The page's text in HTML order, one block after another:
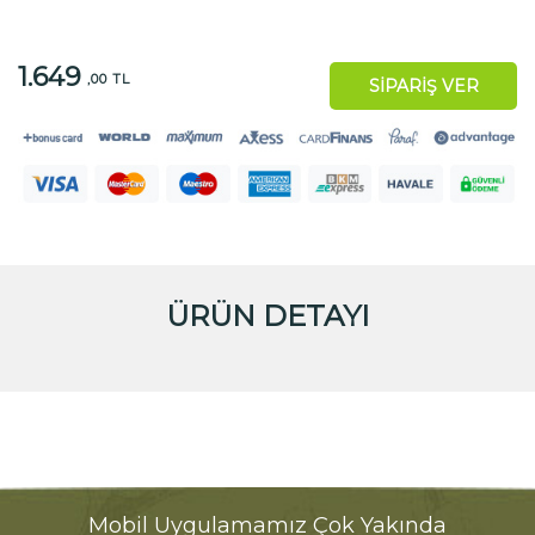
1.649 ,00 TL SİPARİŞ VER
ÜRÜN DETAYI
Mobil Uygulamamız Çok Yakında